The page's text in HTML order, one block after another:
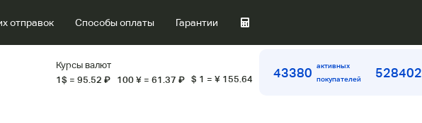
отправок Способы оплаты Гарантии
Курсы валют
1$ = 95.52 ₽ 100 ¥ = 61.37 ₽ $ 1 = ¥ 155.64 43380
активных
покупателей
528402